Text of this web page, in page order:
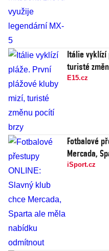
Itálie vyklízí
turisté
E15.cz
Fotbalové
Mercada,
iSport.cz